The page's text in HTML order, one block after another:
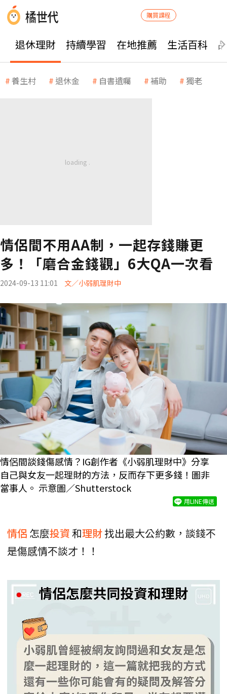
購買課程
退休理財 持續學習 在地推薦 生活百科
養生村 退休金 自書遺囑 補助 獨老
情侶間不用AA制，一起存錢賺更
多！「磨合金錢觀」6大QA一次看
2024-09-13 11:01 文／小弱肌理財中
情侶間談錢傷感情？IG創作者《小弱肌理財中》分享
自己與女友一起理財的方法，反而存下更多錢！圖非
當事人。 示意圖／Shutterstock
用LINE傳送
情侶 怎麼投資和理財找出最大公約數，談錢不
是傷感情不談才！！